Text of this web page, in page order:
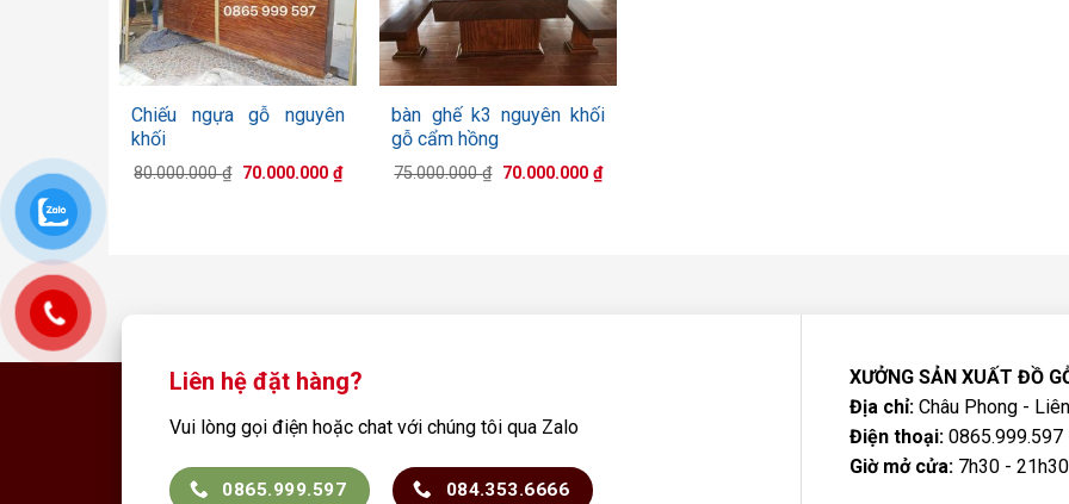
+
Chiếu ngựa gỗ nguyên
khối
80.000.000₫ Giá
70.000.000 ₫Giá
hiện
+
bàn ghế k3 nguyên khối
gỗ cẩm hồng
75.000.000₫ Giá
70.000.000 ₫Giá
hiện
Liên hệ đặt hàng?
Vui lòng gọi điện hoặc chat với chúng tôi qua Zalo
0865.999.597 084.353.6666
XƯỞNG SẢN XUẤT ĐỒ
Địa chỉ: Châu Phong -
Điện thoại: 0865.999.597
Giờ mở cửa: 7h30 - 21h30